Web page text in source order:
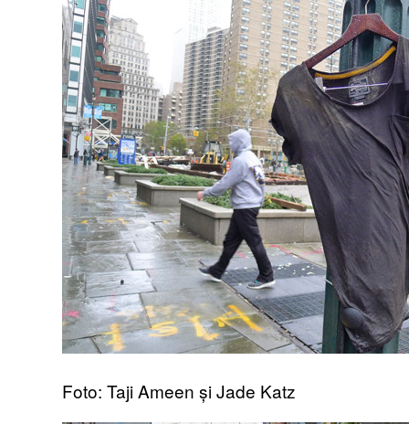
Foto: Taji Ameen și Jade Katz